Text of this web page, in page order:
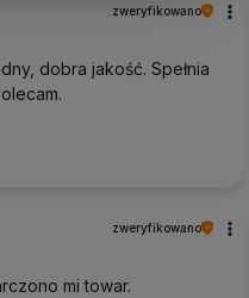
zweryfikowano
dobra jakość. Spełnia
zweryfikowano
mi towar.